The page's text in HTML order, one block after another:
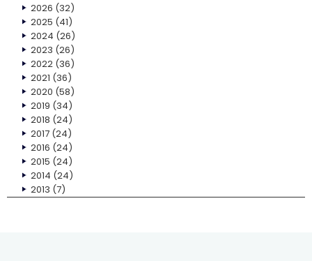
2026 (32)
2025 (41)
2024 (26)
2023 (26)
2022(36)
2021 (36)
2020 (58)
2019 (34)
2018 (24)
2017(24)
2016 (24)
2015 (24)
2014 (24)
2013 (7)